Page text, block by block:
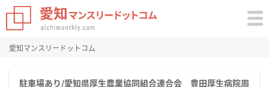
愛知マンスリードットコム
駐車場あり/愛知県厚生農業協同組合連合会 豊田厚生病院周